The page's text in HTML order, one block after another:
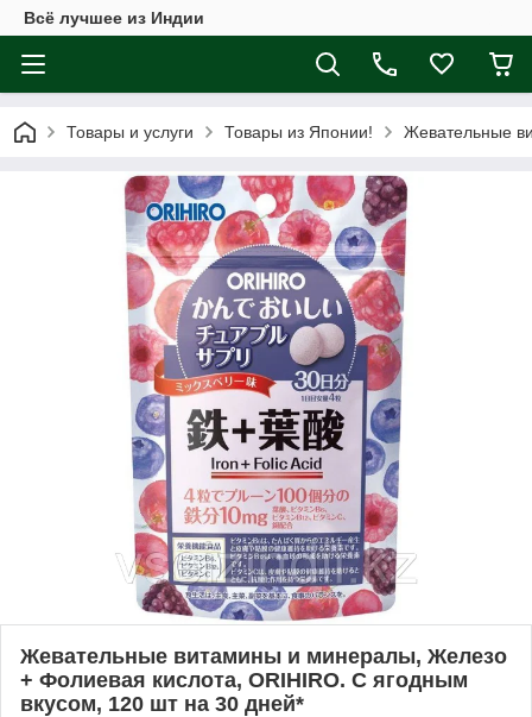
Всё лучшее из Индии
Товары и услуги Товары из Японии! Жевательные
Жевательные витамины и минералы, Железо
+ Фолиевая кислота, ORIHIRO. С ягодным
вкусом, 120 шт на 30 дней*